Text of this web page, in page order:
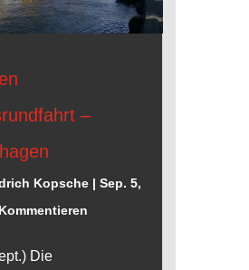
–
Kopsche| Sep. 5,
Die